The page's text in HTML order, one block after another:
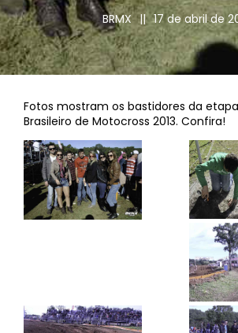
BRMX || 17 de abril de
Fotos mostram os bastidores da
Brasileiro de Motocross 2013. Confira!